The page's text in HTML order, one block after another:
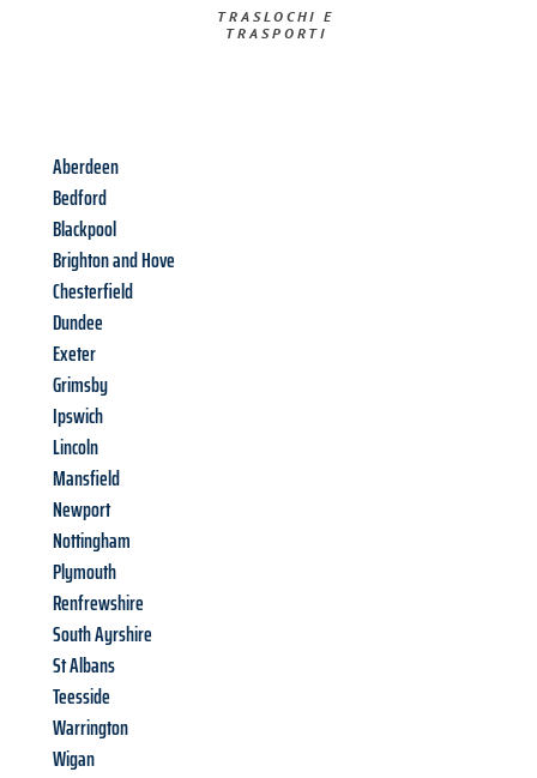
TRASLOCHI E
TRASPORTI​
Aberdeen
Bedford
Blackpool
Brighton and Hove
Chesterfield
Dundee
Exeter
Grimsby
Ipswich
Lincoln
Mansfield
Newport
Nottingham
Plymouth
Renfrewshire
South Ayrshire
St Albans
Teesside
Warrington
Wigan